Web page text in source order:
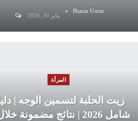
Hanan Usrati
يناير 30, 2026
المرأة
زيت الحلبة لتسمين الوجه |
شامل 2026 | نتائج مضمونة خلال…